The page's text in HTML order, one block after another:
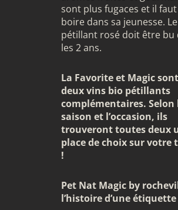
sont plus fugaces et il
boire dans sa jeunesse.
pétillant rosé doit être bu
les 2 ans.
La Favorite et Magic sont
deux vins bio pétillants
complémentaires. Selon
saison et l’occasion, ils
trouveront toutes deux
place de choix sur votre
!
Pet Nat Magic by
l’histoire d’une étiquette